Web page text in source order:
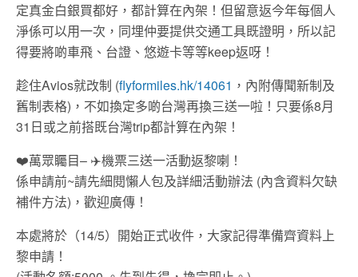
定真金白銀買都好，都計算在內架！但留意返今年每個人
淨係可以用一次，同埋仲要提供交通工具既證明，所以記
得要將啲車飛、台證、悠遊卡等等keep返呀！
趁住Avios就改制 (flyformiles.hk/14061 ，內附傳聞新制及
舊制表格)，不如換定多啲台灣再換三送一啦！只要係8月
31日或之前搭既台灣trip都計算在內架！
❤️萬眾矚目– ✈️機票三送一活動返黎喇！
係申請前~請先細閱懶人包及詳細活動辦法 (內含資料欠缺
補件方法)，歡迎廣傳！
本處將於（14/5）開始正式收件，大家記得準備齊資料上
黎申請！